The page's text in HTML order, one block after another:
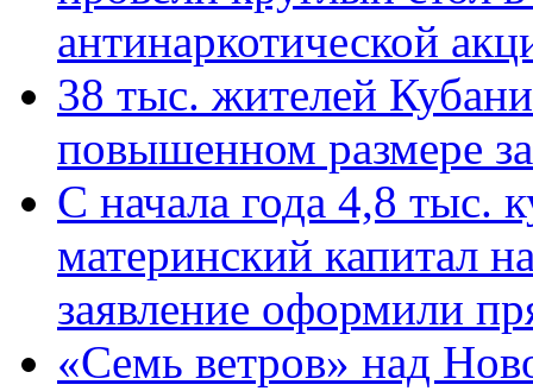
антинаркотической
38 тыс. жителей
повышенном размере
С начала года 4,8 тыс.
материнский капитал
заявление оформили
«Семь ветров» над